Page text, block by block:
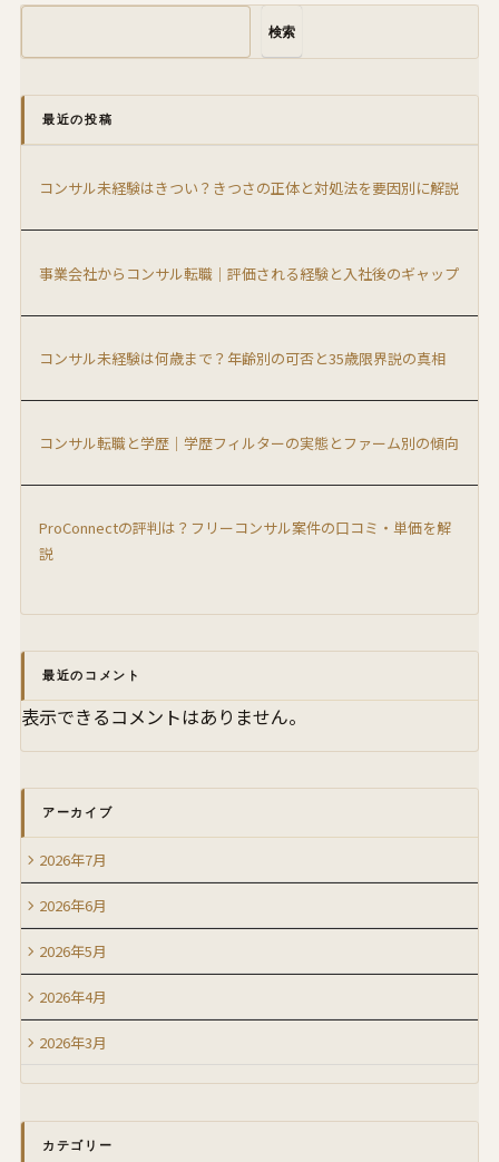
検索
最近の投稿
コンサル未経験はきつい？きつさの正体と対処法を要因別に解説
事業会社からコンサル転職｜評価される経験と入社後のギャップ
コンサル未経験は何歳まで？年齢別の可否と35歳限界説の真相
コンサル転職と学歴｜学歴フィルターの実態とファーム別の傾向
ProConnectの評判は？フリーコンサル案件の口コミ・単価を解
説
最近のコメント
表示できるコメントはありません。
アーカイブ
2026年7月
2026年6月
2026年5月
2026年4月
2026年3月
カテゴリー